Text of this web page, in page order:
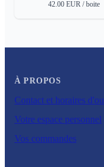
42.00 EUR / boite
À PROPOS
Contact et horaires
Votre espace personnel
Vos commandes